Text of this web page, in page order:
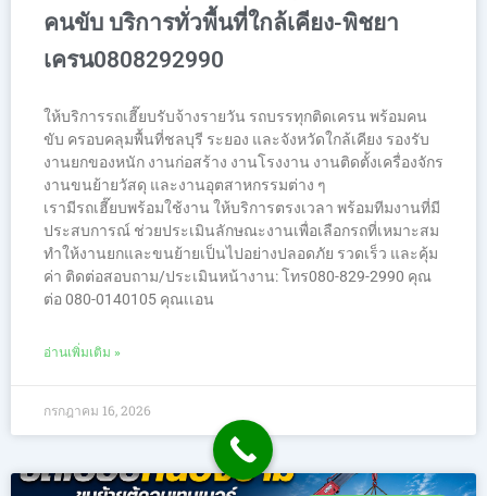
คนขับ บริการทั่วพื้นที่ใกล้เคียง-พิชยา
เครน0808292990
ให้บริการรถเฮี๊ยบรับจ้างรายวัน รถบรรทุกติดเครน พร้อมคน
ขับ ครอบคลุมพื้นที่ชลบุรี ระยอง และจังหวัดใกล้เคียง รองรับ
งานยกของหนัก งานก่อสร้าง งานโรงงาน งานติดตั้งเครื่องจักร
งานขนย้ายวัสดุ และงานอุตสาหกรรมต่าง ๆ
เรามีรถเฮี๊ยบพร้อมใช้งาน ให้บริการตรงเวลา พร้อมทีมงานที่มี
ประสบการณ์ ช่วยประเมินลักษณะงานเพื่อเลือกรถที่เหมาะสม
ทำให้งานยกและขนย้ายเป็นไปอย่างปลอดภัย รวดเร็ว และคุ้ม
ค่า ติดต่อสอบถาม/ประเมินหน้างาน: โทร080-829-2990 คุณ
ต่อ 080-0140105 คุณเเอน
อ่านเพิ่มเติม »
กรกฎาคม 16, 2026